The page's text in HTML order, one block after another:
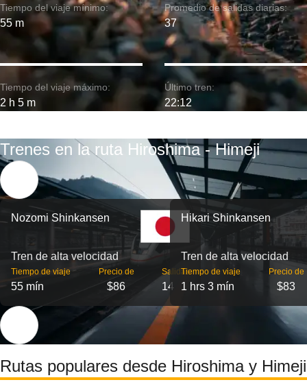
Tiempo del viaje mínimo:
55 m
Tiempo del viaje máximo:
2 h 5 m
Promedio de salidas diarias:
37
Último tren:
22:12
Trenes en la ruta Hiroshima - Himeji
Nozomi Shinkansen
Tren de alta velocidad
Tiempo de viaje
55 mín
Precio de
$86
Salidas
14
Hikari Shinkansen
Tren de alta velocidad
Tiempo de viaje
1 hrs 3 mín
Precio de
$83
Rutas populares desde Hiroshima y Himeji